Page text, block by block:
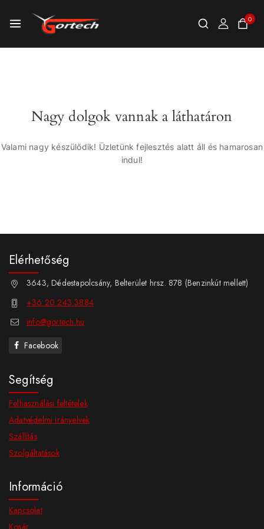
0
Nagy dolgok vannak a láthatáron
Valami nagy készülődik! Üzletünk fejlesztés alatt áll és hamarosan
indul!
Elérhetőség
3643, Dédestapolcsány, Belterület hrsz. 878 (Benzinkút mellett)
+36 20 243 3884
info@gortech.hu
Facebook
Segítség
Felhasználási feltételek
Adatvédelmi irányelvek
Szállítás
Szolgáltatások
Információ
Kapcsolat